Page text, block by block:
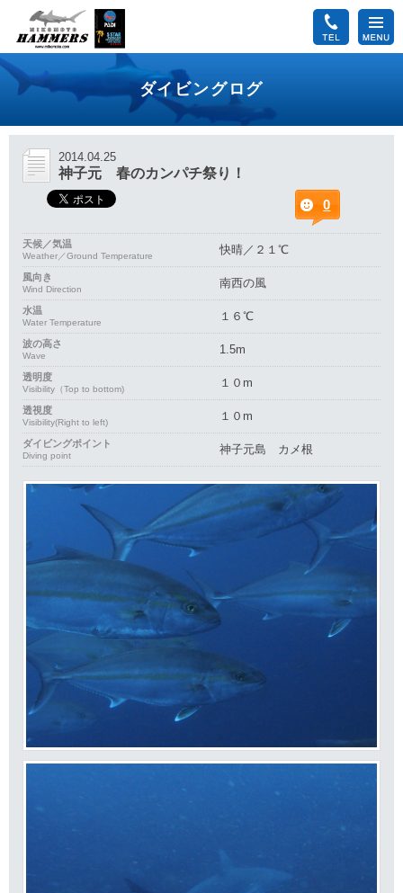
ダイビングログ
神子元 春のカンパチ祭り！
2014.04.25
0
天候／気温
Weather／Ground Temperature 快晴／２１℃
風向き
Wind Direction 南西の風
水温
Water Temperature １６℃
波の高さ
Wave 1.5m
透明度
Visibility（Top to bottom) １０m
透視度
Visibility(Right to left) １０m
ダイビングポイント
Diving point 神子元島 カメ根